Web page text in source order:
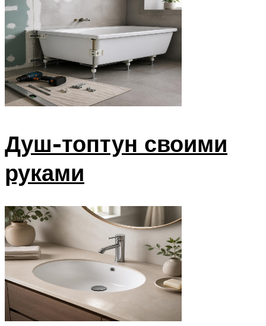
Душ-топтун своими
руками